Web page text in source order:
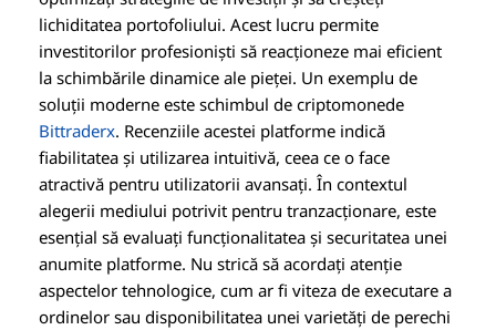
lichiditatea portofoliului. Acest lucru permite
investitorilor profesioniști să reacționeze mai eficient
la schimbările dinamice ale pieței. Un exemplu de
soluții moderne este schimbul de criptomonede
Bittraderx. Recenziile acestei platforme indică
fiabilitatea și utilizarea intuitivă, ceea ce o face
atractivă pentru utilizatorii avansați. În contextul
alegerii mediului potrivit pentru tranzacționare, este
esențial să evaluați funcționalitatea și securitatea unei
anumite platforme. Nu strică să acordați atenție
aspectelor tehnologice, cum ar fi viteza de executare a
ordinelor sau disponibilitatea unei varietăți de perechi